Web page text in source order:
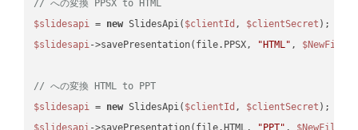
// への変換 PPSX to HTML
$slidesapi = new SlidesApi( $clientId , $clientSecret
$slidesapi->savePresentation(file.PPSX, "HTML" , $NewFile
// への変換 HTML to PPT
$slidesapi = new SlidesApi( $clientId , $clientSecret
$slidesapi->savePresentation(file.HTML, "PPT" , $NewFile